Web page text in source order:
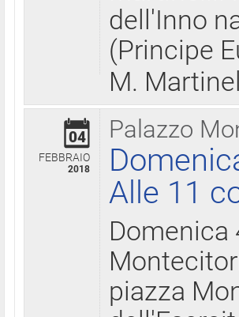
dell'Inno
(Principe
M.
Palazzo
04
FEBBRAIO
2018
Alle 11
Domenica
piazza